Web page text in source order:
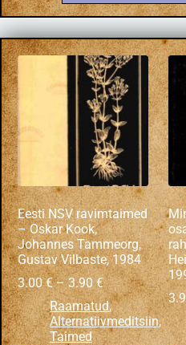
Eesti NSV ravimtaimed
– Oskar Kook,
Johannes Tammeorg,
Gustav Vilbaste, 1984
3.00€ – 3.90 €
Raamatud,
Alternatiivmeditsiin,
Taimed